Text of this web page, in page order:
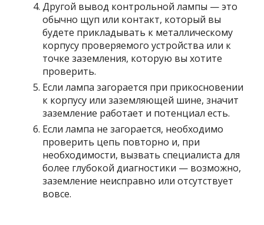
Другой вывод контрольной лампы — это
обычно щуп или контакт, который вы
будете прикладывать к металлическому
корпусу проверяемого устройства или к
точке заземления, которую вы хотите
проверить.
Если лампа загорается при прикосновении
к корпусу или заземляющей шине, значит
заземление работает и потенциал есть.
Если лампа не загорается, необходимо
проверить цепь повторно и, при
необходимости, вызвать специалиста для
более глубокой диагностики — возможно,
заземление неисправно или отсутствует
вовсе.